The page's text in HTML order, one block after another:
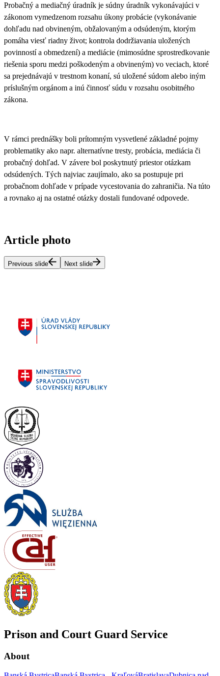
Probačný a mediačný úradník je súdny úradník vykonávajúci v
zákonom vymedzenom rozsahu úkony probácie (vykonávanie
dohľadu nad obvineným, obžalovaným a odsúdeným, ktorým
pomáha viesť riadny život; kontrola dodržiavania uložených
povinností a obmedzení) a mediácie (mimosúdne sprostredkovanie
riešenia sporu medzi poškodeným a obvineným) vo veciach, ktoré
sa prejednávajú v trestnom konaní, sú uložené súdom alebo iným
príslušným orgánom a inú činnosť súdu v rozsahu osobitného
zákona.
V rámci prednášky boli prítomným vysvetlené základné pojmy
problematiky ako napr. alternatívne tresty, probácia, mediácia či
probačný dohľad. V závere bol poskytnutý priestor otázkam
odsúdených. Tých najviac zaujímalo, ako sa postupuje pri
probačnom dohľade v prípade vycestovania do zahraničia. Na túto
a rovnako aj na ostatné otázky dostali fundované odpovede.
Article photo
Previous slide Next slide
Prison and Court Guard Service
About